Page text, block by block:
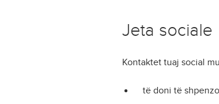
Jeta sociale
Kontaktet tuaj social
të doni të